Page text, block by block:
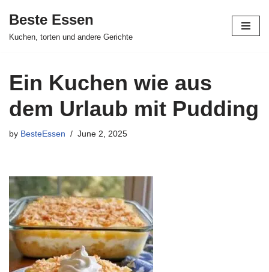
Skip
Beste Essen
Kuchen, torten und andere Gerichte
Ein Kuchen wie aus
dem Urlaub mit Pudding
by BesteEssen June 2, 2025